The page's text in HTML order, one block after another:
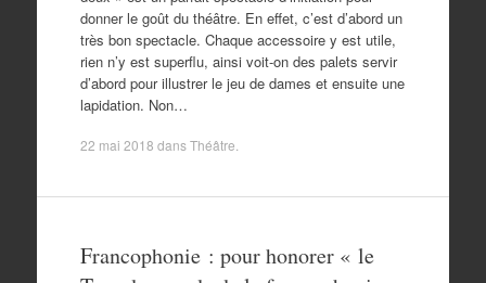
donner le goût du théâtre. En effet, c’est d’abord un
très bon spectacle. Chaque accessoire y est utile,
rien n’y est superflu, ainsi voit-on des palets servir
d’abord pour illustrer le jeu de dames et ensuite une
lapidation. Non…
22 mai 2018 dansThéâtre
Francophonie : pour honorer « le